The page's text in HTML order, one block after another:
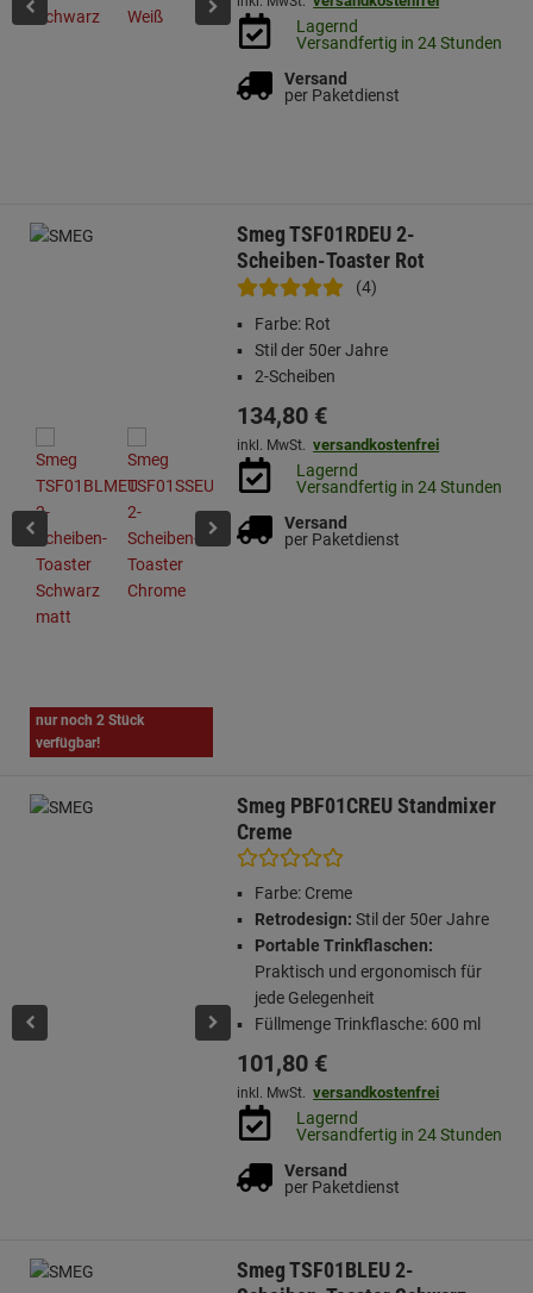
Lagernd
Versandfertig in 24 Stunden
Versand
per Paketdienst
nur noch 2 Stück
verfügbar!
Smeg TSF01RDEU 2-
Scheiben-Toaster Rot
(4)
Farbe: Rot
Stil der 50er Jahre
2-Scheiben
134,80 €
inkl. MwSt. versandkostenfrei
Lagernd
Versandfertig in 24 Stunden
Versand
per Paketdienst
Smeg PBF01CREU Standmixer
Creme
Farbe: Creme
Retrodesign: Stil der 50er Jahre
Portable Trinkflaschen:
Praktisch und ergonomisch für
jede Gelegenheit
Füllmenge Trinkflasche: 600 ml
101,80 €
inkl. MwSt. versandkostenfrei
Lagernd
Versandfertig in 24 Stunden
Versand
per Paketdienst
Smeg TSF01BLEU 2-